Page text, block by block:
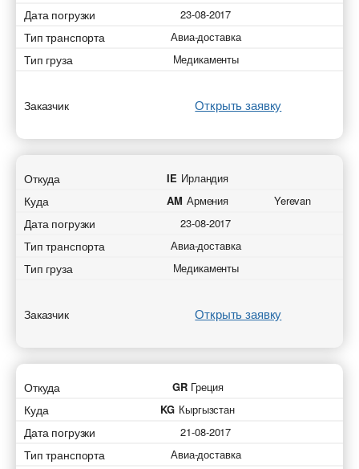
Дата погрузки 23-08-2017
Тип транспорта Авиа-доставка
Тип груза Медикаменты
Заказчик Открыть заявку
Откуда IE Ирландия
Куда AM Армения Yerevan
Дата погрузки 23-08-2017
Тип транспорта Авиа-доставка
Тип груза Медикаменты
Заказчик Открыть заявку
Откуда GR Греция
Куда KG Кыргызстан
Дата погрузки 21-08-2017
Тип транспорта Авиа-доставка